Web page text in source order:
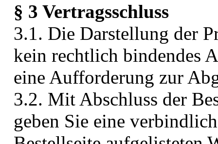
§ 3 Vertragsschluss
3.1. Die Darstellung der
kein rechtlich bindendes
eine Aufforderung zur
3.2. Mit Abschluss der
geben Sie eine